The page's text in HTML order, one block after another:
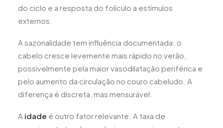
do ciclo e a resposta do folículo a estímulos
externos.
A sazonalidade tem influência documentada: o
cabelo cresce levemente mais rápido no verão,
possivelmente pela maior vasodilatação periférica e
pelo aumento da circulação no couro cabeludo. A
diferença é discreta, mas mensurável.
A idade é outro fator relevante. A taxa de